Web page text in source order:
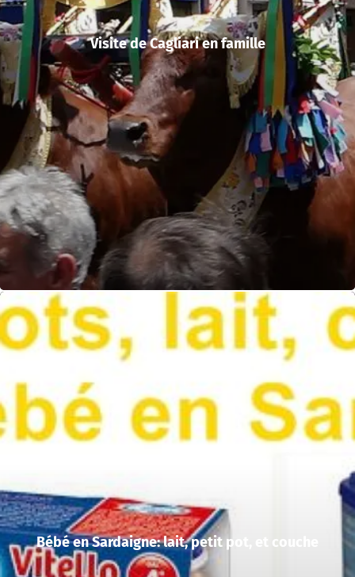
Visite de Cagliari en famille
Bébé en Sardaigne: lait, petit pot, et couche